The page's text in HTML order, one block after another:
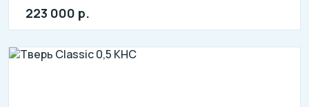
223 000 р.